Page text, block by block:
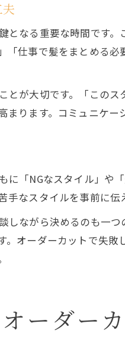
回でも満足するヘアサロ
安を解消するヘアサロン
アサロンで納得できる初
なる重要な時間です
仕事で髪をまとめる
が大切です。「この
ります。コミュニケ
「NGなスタイル」や
なスタイルを事前に伝
しながら決めるのも一
オーダーカットで失
ーダー